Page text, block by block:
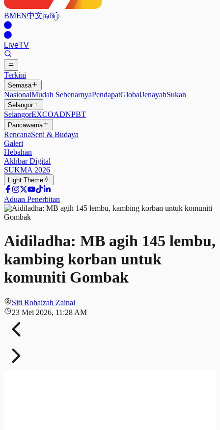
BMEN中文தமிழ்
LiveTV
Terkini
Semasa
NasionalMudah SebenarnyaPendapatGlobalJenayahSukan
Selangor
SelangorEXCOADNPBT
Pancawarna
RencanaSeni & Budaya
Galeri
Hebahan
Akhbar Digital
SUKMA 2026
Light Theme
Aduan Penerbitan
Aidiladha: MB agih 145 lembu,
kambing korban untuk
komuniti Gombak
Siti Rohaizah Zainal
23 Mei 2026, 11:28 AM